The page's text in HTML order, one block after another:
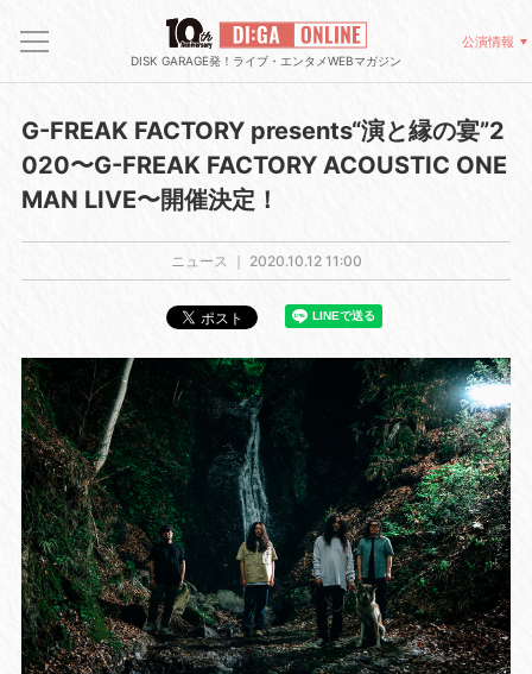
DISK GARAGE発！ライブ・エンタメWEBマガジン
公演情報
G-FREAK FACTORY presents“演と縁の宴”2
020〜G-FREAK FACTORY ACOUSTIC ONE
MAN LIVE〜開催決定！
ニュース ｜ 2020.10.12 11:00